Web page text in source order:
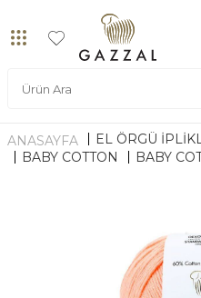
ANASAYFA EL ÖRGÜ
BABY COTTON
BABY